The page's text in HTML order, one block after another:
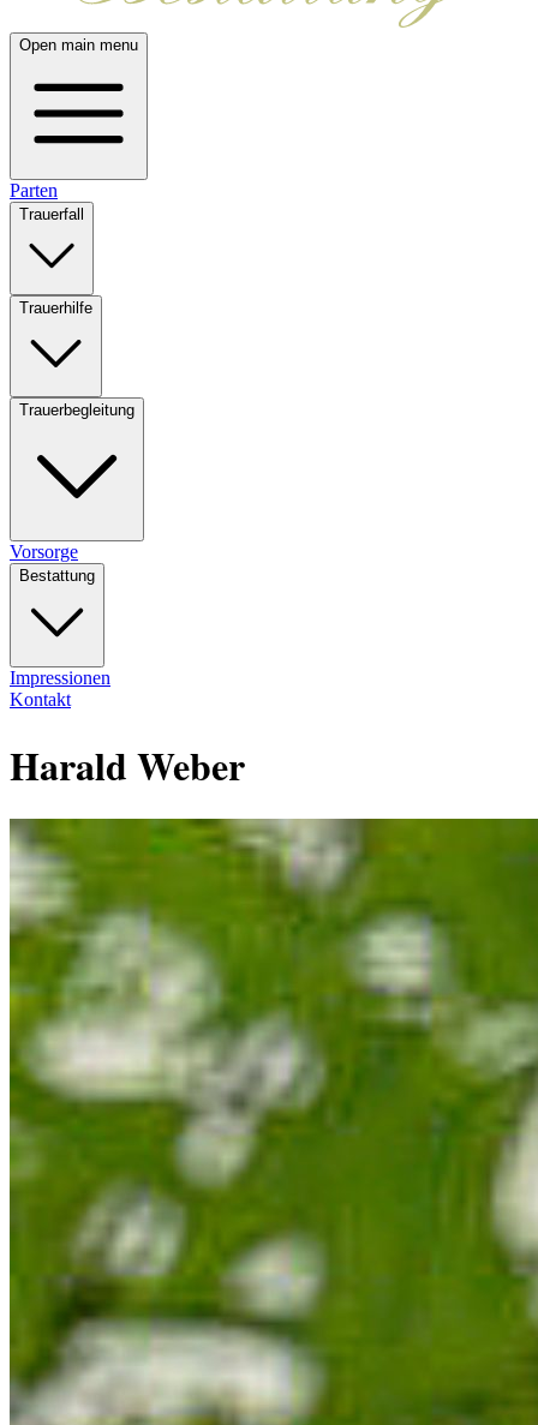
Open main menu
Parten
Trauerfall
Trauerhilfe
Trauerbegleitung
Vorsorge
Bestattung
Impressionen
Kontakt
Harald Weber